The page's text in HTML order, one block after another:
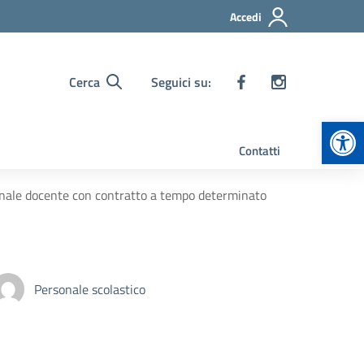
Accedi
Cerca Seguici su:
Contatti
docente con contratto a tempo determinato
Personale scolastico